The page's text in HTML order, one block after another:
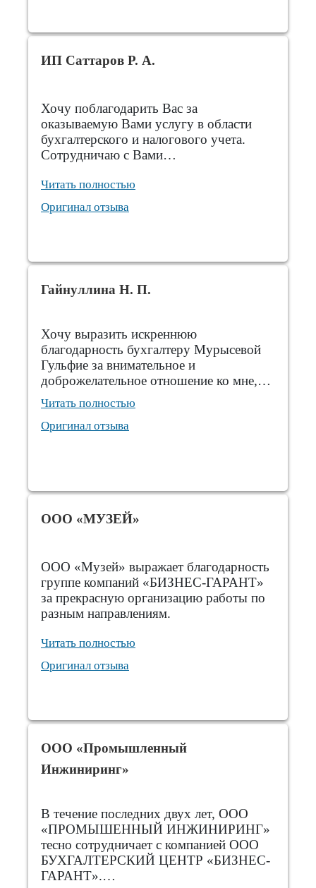
ИП Саттаров Р. А.
Хочу поблагодарить Вас за
оказываемую Вами услугу в области
бухгалтерского и налогового учета.
Сотрудничаю с Вами…
Читать полностью
Оригинал отзыва
Гайнуллина Н. П.
Хочу выразить искреннюю
благодарность бухгалтеру Мурысевой
Гульфие за внимательное и
доброжелательное отношение ко мне,…
Читать полностью
Оригинал отзыва
ООО «МУЗЕЙ»
ООО «Музей» выражает благодарность
группе компаний «БИЗНЕС-ГАРАНТ»
за прекрасную организацию работы по
разным направлениям.
Читать полностью
Оригинал отзыва
ООО «Промышленный
Инжиниринг»
В течение последних двух лет, ООО
«ПРОМЫШЕННЫЙ ИНЖИНИРИНГ»
тесно сотрудничает с компанией ООО
БУХГАЛТЕРСКИЙ ЦЕНТР «БИЗНЕС-
ГАРАНТ».…